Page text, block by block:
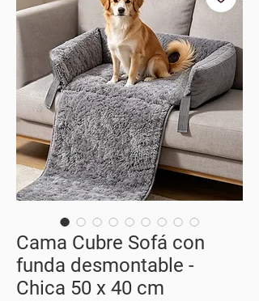
Cama Cubre Sofá con
funda desmontable -
Chica 50 x 40 cm